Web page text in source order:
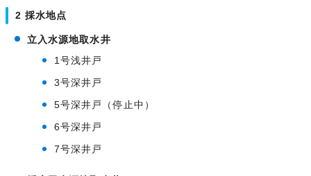
2 採水地点
立入水源地取水井
1号浅井戸
3号深井戸
5号深井戸（停止中）
6号深井戸
7号深井戸